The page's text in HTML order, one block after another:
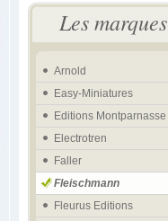
Les marques
Arnold
Easy-Miniatures
Editions Montparnasse
Electrotren
Faller
Fleischmann
Fleurus Editions